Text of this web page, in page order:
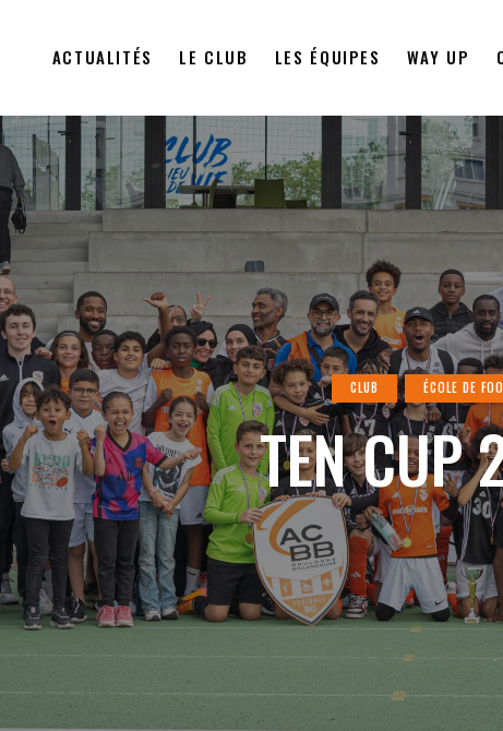
ACTUALITÉS LE CLUB LES ÉQUIPES WAY UP
CLUB ÉCOLE DE
TEN CUP